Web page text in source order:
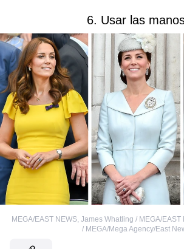
6. Usar las
MEGA/EAST NEWS, James Whatling / MEGA/EAST
/ MEGA/Mega Agency/East